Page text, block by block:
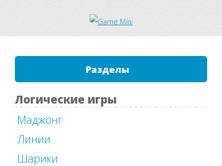
Разделы
Логические игры
Маджонг
Линии
Шарики